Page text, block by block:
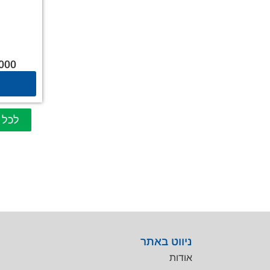
ניווט באתר
אודות